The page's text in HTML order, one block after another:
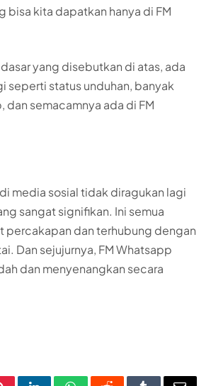
bisa kita dapatkan hanya di FM
yang disebutkan di atas, ada
seperti status unduhan, banyak
dan semacamnya ada di FM
media sosial tidak diragukan lagi
sangat signifikan. Ini semua
percakapan dan terhubung dengan
Dan sejujurnya, FM Whatsapp
dan menyenangkan secara